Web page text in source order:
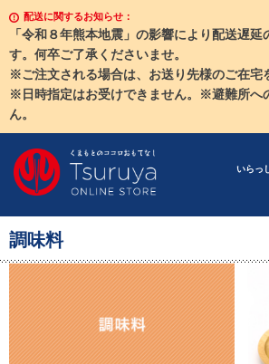
配送に関するお知らせ：
「令和８年熊本地震」の影響により配送遅延
す。何卒ご了承くださいませ。
※ご注文される場合は、お送り先様のご在宅
※日時指定はお受けできません。※避難所へ
ん。
いらっ
調味料